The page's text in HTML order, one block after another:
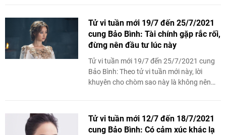
Tử vi tuần mới 19/7 đến 25/7/2021
cung Bảo Bình: Tài chính gặp rắc rối,
đừng nên đầu tư lúc này
Tử vi tuần mới 19/7 đến 25/7/2021 cung
Bảo Bình: Theo tử vi tuần mới này, lời
khuyên cho chòm sao này là không nên
Tử vi tuần mới 12/7 đến 18/7/2021
cung Bảo Bình: Có cảm xúc khác lạ